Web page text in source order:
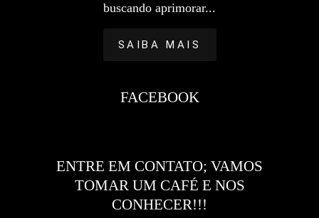
buscando aprimorar...
SAIBA MAIS
FACEBOOK
ENTRE EM CONTATO; VAMOS
TOMAR UM CAFÉ E NOS
CONHECER!!!